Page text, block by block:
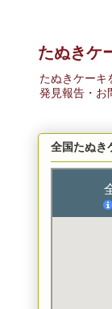
たぬきケ
たぬきケーキ
発見報告・お
全国たぬき